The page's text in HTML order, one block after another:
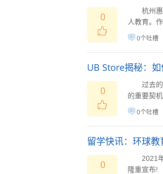
杭州惠
人教育。
0个吐槽
0
UB Store揭秘：如
过去的
的重要契
0个吐槽
0
留学快讯：环球教
2021年2
隆重宣布
0